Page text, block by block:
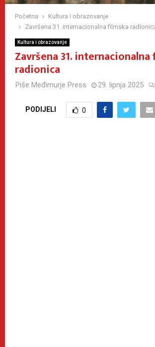
Početna
Kultura i obrazovanje
Završena 31. internacionalna filmska
Kultura i obrazovanje
Završena 31. internacionalna
radionica
Piše Međimurje Press 29. lipnja 2025
PODIJELI 0